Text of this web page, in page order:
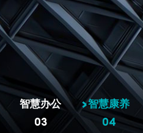
智慧办公
03
智慧康养
04